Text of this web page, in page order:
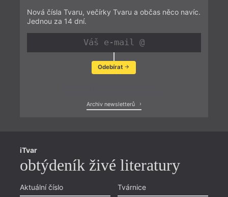
Nová čísla Tvaru, večírky Tvaru a občas něco navíc.
Jednou za 14 dní.
Odebírat
Archiv newsletterů
iTvar
obtýdeník živé literatury
Aktuální číslo
Tvárnice